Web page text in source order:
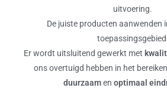
uitvoering.
De juiste producten aanwenden
Er wordt uitsluitend gewerkt met
ons overtuigd hebben in het
duurzaamen optimaal